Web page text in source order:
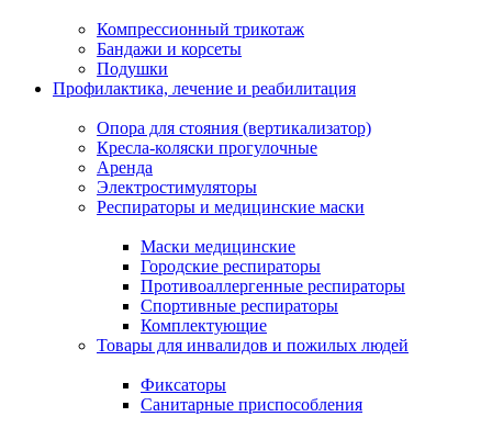
Компрессионный трикотаж
Бандажи и корсеты
Подушки
Профилактика, лечение и реабилитация
Опора для стояния (вертикализатор)
Кресла-коляски прогулочные
Аренда
Электростимуляторы
Респираторы и медицинские маски
Маски медицинские
Городские респираторы
Противоаллергенные респираторы
Спортивные респираторы
Комплектующие
Товары для инвалидов и пожилых людей
Фиксаторы
Санитарные приспособления